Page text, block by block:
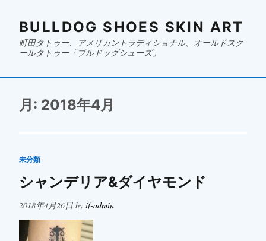
BULLDOG SHOES SKIN ART
町田タトゥー、アメリカントラディショナル、オールドスク
ールタトゥー「ブルドッグシューズ」
月: 2018年4月
未分類
シャンデリア&ダイヤモンド
Posted
2018年4月26日 by if-admin